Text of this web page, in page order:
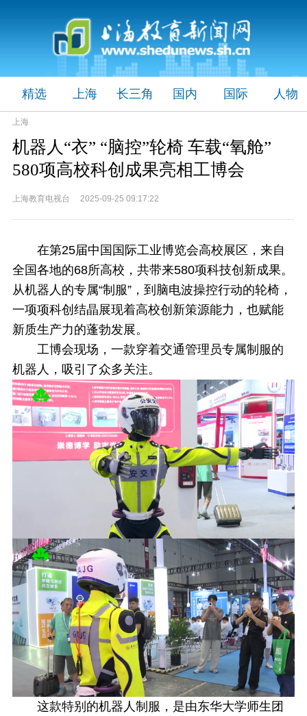
精选 上海 长三角 国内 国际 人物
上海
机器人“衣” “脑控”轮椅 车载“氧舱”
580项高校科创成果亮相工博会
上海教育电视台 2025-09-25 09:17:22
在第25届中国国际工业博览会高校展区，来自
全国各地的68所高校，共带来580项科技创新成果。
从机器人的专属“制服”，到脑电波操控行动的轮椅，
一项项科创结晶展现着高校创新策源能力，也赋能
新质生产力的蓬勃发展。
工博会现场，一款穿着交通管理员专属制服的
机器人，吸引了众多关注。
这款特别的机器人制服，是由东华大学师生团